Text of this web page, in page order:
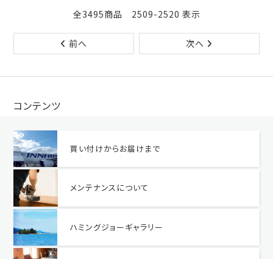
全3495商品 2509-2520 表示
前へ 次へ
コンテンツ
買い付けからお届けまで
メンテナンスについて
ハミングジョーギャラリー